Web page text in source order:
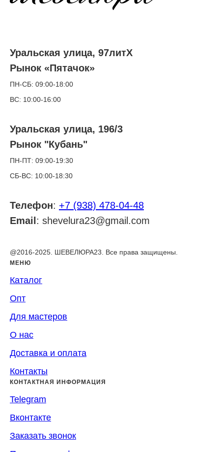
Уральская улица, 97литХ
Рынок «Пятачок»
ПН-СБ: 09:00-18:00
ВС: 10:00-16:00
Уральская улица, 196/3
Рынок "Кубань"
ПН-ПТ: 09:00-19:30
СБ-ВС: 10:00-18:30
Телефон: +7 (938) 478-04-48
Email : shevelura23@gmail.com
@2016-2025. ШЕВЕЛЮРА23. Все права защищены.
МЕНЮ
Каталог
Опт
Для мастеров
О нас
Доставка и оплата
Контакты
КОНТАКТНАЯ ИНФОРМАЦИЯ
Telegram
Вконтакте
Заказать звонок